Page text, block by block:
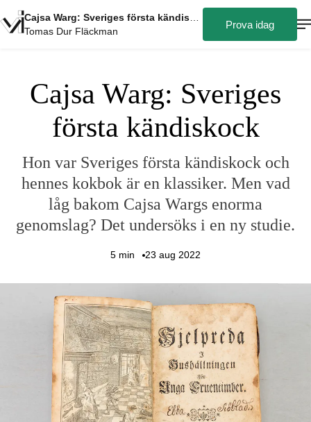
Cajsa Warg: Sveriges
första kändiskock
Hon var Sveriges första kändiskock och
hennes kokbok är en klassiker. Men vad
låg bakom Cajsa Wargs enorma
genomslag? Det undersöks i en ny studie.
5 min 23 aug 2022
Tomas Dur Fläckman
Prova idag